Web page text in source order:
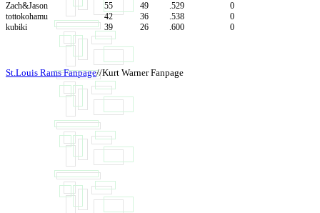
Zach&Jason
55 49 .529
0
tottokohamu
42 36 .538
0
kubiki
39 26 .600 0
St.Louis Rams Fanpage//Kurt Warner Fanpage